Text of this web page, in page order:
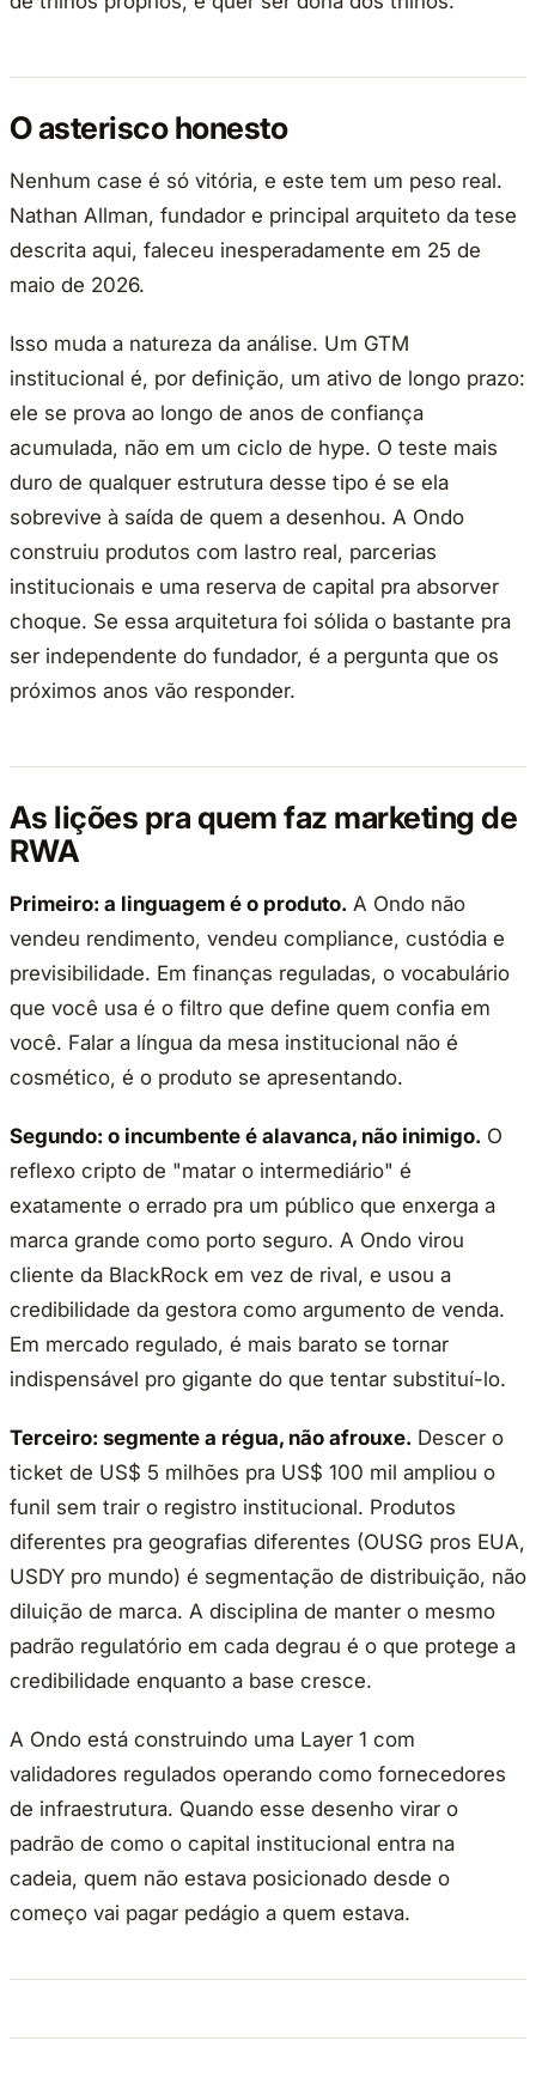
O asterisco honesto
Nenhum case é só vitória, e este tem um peso real.
Nathan Allman, fundador e principal arquiteto da tese
descrita aqui, faleceu inesperadamente em 25 de
maio de 2026.
Isso muda a natureza da análise. Um GTM
institucional é, por definição, um ativo de longo prazo:
ele se prova ao longo de anos de confiança
acumulada, não em um ciclo de hype. O teste mais
duro de qualquer estrutura desse tipo é se ela
sobrevive à saída de quem a desenhou. A Ondo
construiu produtos com lastro real, parcerias
institucionais e uma reserva de capital pra absorver
choque. Se essa arquitetura foi sólida o bastante pra
ser independente do fundador, é a pergunta que os
próximos anos vão responder.
As lições pra quem faz marketing de
RWA
Primeiro: a linguagem é o produto. A Ondo não
vendeu rendimento, vendeu compliance, custódia e
previsibilidade. Em finanças reguladas, o vocabulário
que você usa é o filtro que define quem confia em
você. Falar a língua da mesa institucional não é
cosmético, é o produto se apresentando.
Segundo: o incumbente é alavanca, não inimigo. O
reflexo cripto de "matar o intermediário" é
exatamente o errado pra um público que enxerga a
marca grande como porto seguro. A Ondo virou
cliente da BlackRock em vez de rival, e usou a
credibilidade da gestora como argumento de venda.
Em mercado regulado, é mais barato se tornar
indispensável pro gigante do que tentar substituí-lo.
Terceiro: segmente a régua, não afrouxe. Descer o
ticket de US$ 5 milhões pra US$ 100 mil ampliou o
funil sem trair o registro institucional. Produtos
diferentes pra geografias diferentes (OUSG pros EUA,
USDY pro mundo) é segmentação de distribuição, não
diluição de marca. A disciplina de manter o mesmo
padrão regulatório em cada degrau é o que protege a
credibilidade enquanto a base cresce.
A Ondo está construindo uma Layer 1 com
validadores regulados operando como fornecedores
de infraestrutura. Quando esse desenho virar o
padrão de como o capital institucional entra na
cadeia, quem não estava posicionado desde o
começo vai pagar pedágio a quem estava.